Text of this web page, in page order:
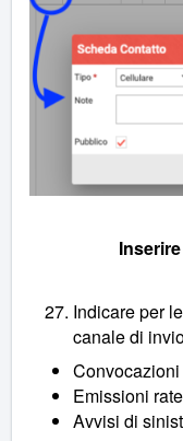
Indicare per
canale di
Emissioni
Avvisi di